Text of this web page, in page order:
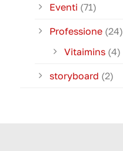
Eventi (71)
Professione (24)
Vitaimins (4)
storyboard (2)